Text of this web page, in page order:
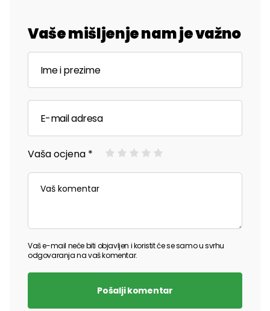
Vaše mišljenje nam je važno
Vaša ocjena *
Vaš e-mail neće biti objavljen i koristit će se samo u svrhu
odgovaranja na vaš komentar.
Pošalji komentar